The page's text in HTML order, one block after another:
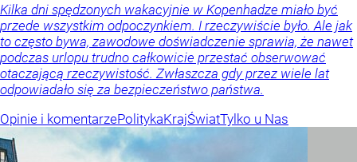
Kilka dni spędzonych wakacyjnie w Kopenhadze miało być
przede wszystkim odpoczynkiem. I rzeczywiście było. Ale jak
to często bywa, zawodowe doświadczenie sprawia, że nawet
podczas urlopu trudno całkowicie przestać obserwować
otaczającą rzeczywistość. Zwłaszcza gdy przez wiele lat
odpowiadało się za bezpieczeństwo państwa.
Opinie i komentarzePolitykaKrajŚwiatTylko u Nas